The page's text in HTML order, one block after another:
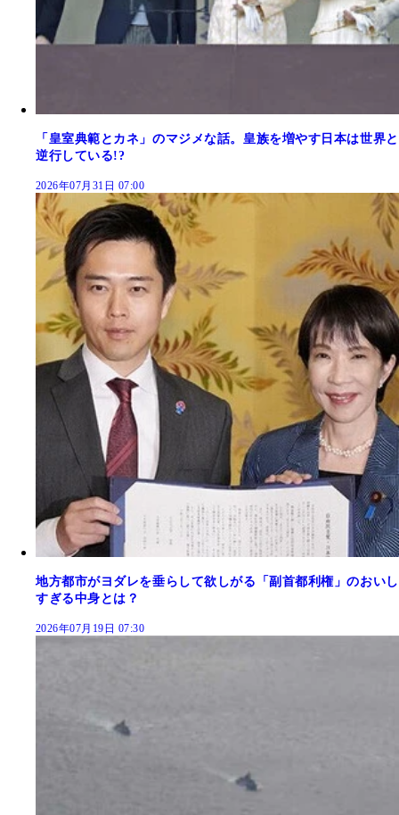
「皇室典範とカネ」のマジメな話。皇族を増やす日本は世界と
逆行している!?
2026年07月31日 07:00
地方都市がヨダレを垂らして欲しがる「副首都利権」のおいし
すぎる中身とは？
2026年07月19日 07:30